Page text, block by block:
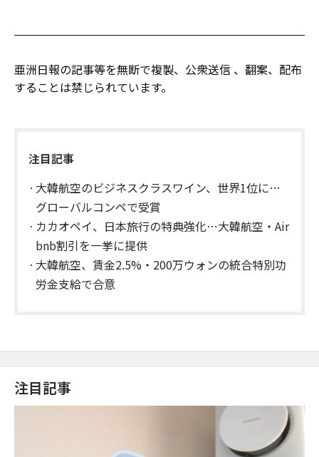
亜洲日報の記事等を無断で複製、公衆送信 、翻案、配布
することは禁じられています。
注目記事
大韓航空のビジネスクラスワイン、世界1位に…
グローバルコンペで受賞
カカオペイ、日本旅行の特典強化…大韓航空・Air
bnb割引を一挙に提供
大韓航空、賃金2.5%・200万ウォンの統合特別功
労金支給で合意
注目記事